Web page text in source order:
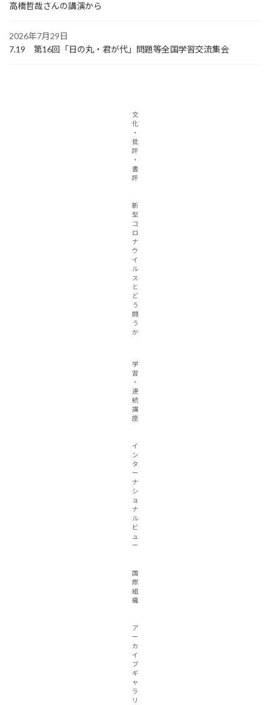
高橋哲哉さんの講演から
2026年7月29日
7.19 第16回「日の丸・君が代」問題等全国学習交流集会
文
化
・
批
評
・
書
評
新
型
コ
ロ
ナ
ウ
イ
ル
ス
と
ど
う
闘
う
か
学
習
・
連
続
講
座
イ
ン
タ
ー
ナ
シ
ョ
ナ
ル
ビ
ュ
ー
国
際
組
織
ア
ー
カ
イ
ブ
ギ
ャ
ラ
リ